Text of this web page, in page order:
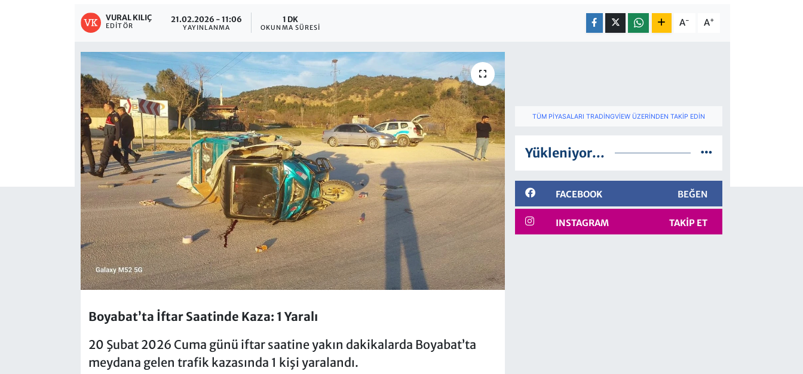
VURAL KILIÇ
EDITÖR
21.02.2026 - 11:06
YAYINLANMA
1 DK
OKUNMA SÜRESI A- A+
Boyabat’ta İftar Saatinde Kaza: 1 Yaralı
20 Şubat 2026 Cuma günü iftar saatine yakın dakikalarda Boyabat’ta
meydana gelen trafik kazasında 1 kişi yaralandı.
TÜM PIYASALARI TRADINGVIEW ÜZERINDEN TAKIP EDIN
Yükleniyor...
FACEBOOK BEĞEN
INSTAGRAM TAKIP ET